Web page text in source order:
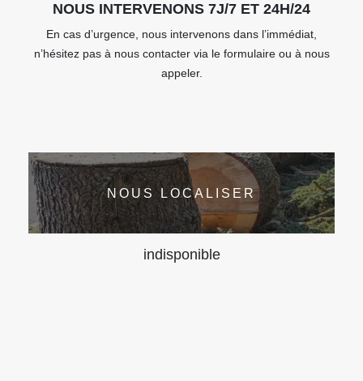
NOUS INTERVENONS 7J/7 ET 24H/24
En cas d’urgence, nous intervenons dans l’immédiat,
n’hésitez pas à nous contacter via le formulaire ou à nous
appeler.
NOUS LOCALISER
indisponible